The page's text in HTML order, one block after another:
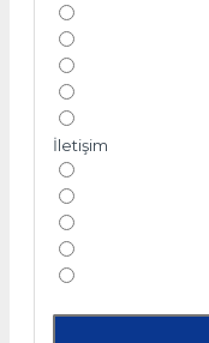
İletişim